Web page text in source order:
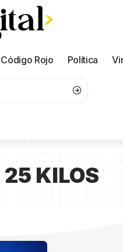
Código Rojo Política
25 KILOS